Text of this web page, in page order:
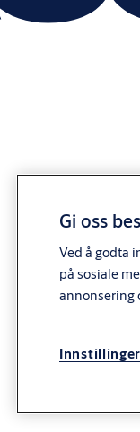
Gi oss
Ved å godta
på sosiale
annonsering